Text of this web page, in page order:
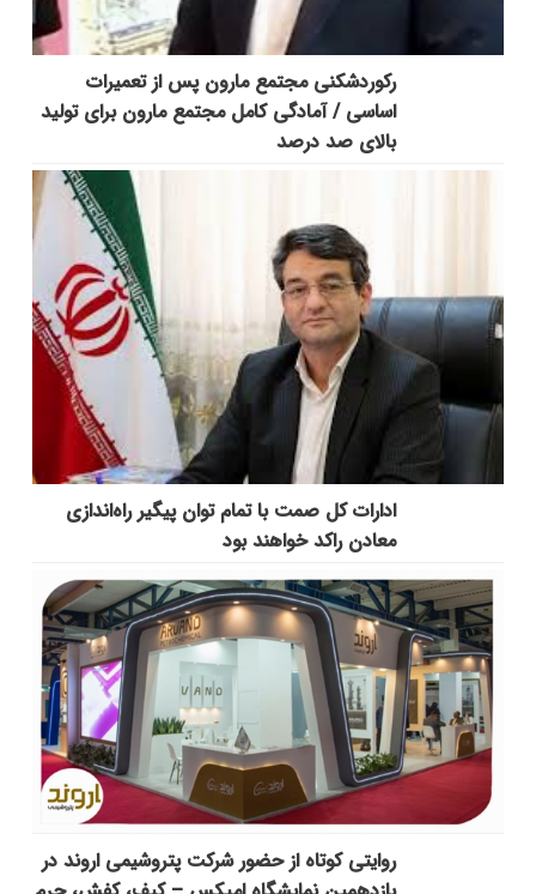
رکوردشکنی مجتمع مارون پس از تعمیرات
اساسی / آمادگی کامل مجتمع مارون برای تولید
بالای صد درصد
ادارات کل صمت با تمام توان پیگیر راه‌اندازی
معادن راکد خواهند بود
روایتی کوتاه از حضور شرکت پتروشیمی اروند در